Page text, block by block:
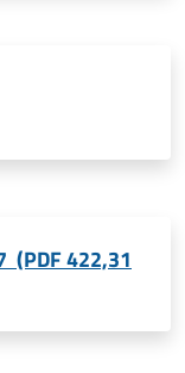
(PDF 422,31